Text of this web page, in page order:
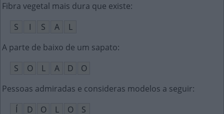
Fibra vegetal mais dura que existe:
S
I S A
L
A parte de baixo de um sapato:
S
O L A D
O
Pessoas admiradas e consideras modelos a seguir:
Í
D O L O
S